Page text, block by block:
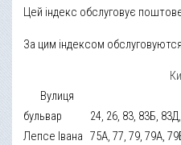
Цей індекс обслуговує поштове
За цим індексом
Вулиця
бульвар
Лепсе Івана
24, 26, 83, 83Б,
75А, 77, 79, 79А,